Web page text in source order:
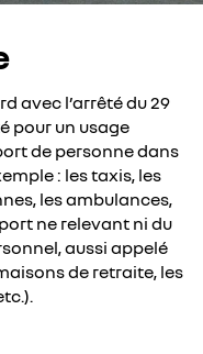
avec l’arrêté du 29
pour un usage
de personne dans
: les taxis, les
les ambulances,
ne relevant ni du
aussi appelé
de retraite, les